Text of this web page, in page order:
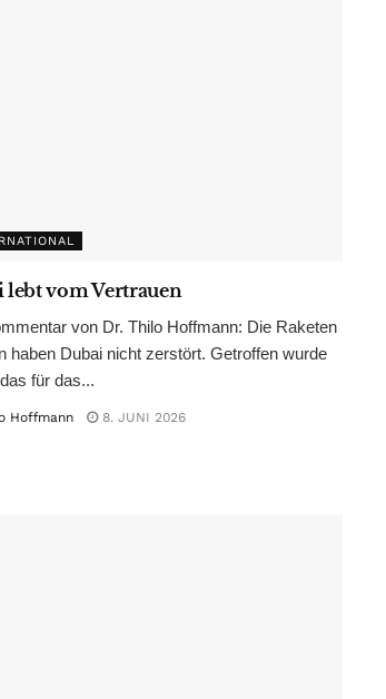
lebt vom Vertrauen
von Dr. Thilo Hoffmann: Die Raketen
haben Dubai nicht zerstört. Getroffen wurde
für das...
Hoffmann 8. JUNI 2026